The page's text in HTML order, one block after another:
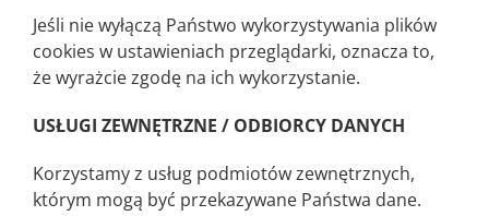
Jeśli nie wyłączą Państwo wykorzystywania plików
cookies w ustawieniach przeglądarki, oznacza to,
że wyrażcie zgodę na ich wykorzystanie.
USŁUGI ZEWNĘTRZNE / ODBIORCY DANYCH
Korzystamy z usług podmiotów zewnętrznych,
którym mogą być przekazywane Państwa dane.